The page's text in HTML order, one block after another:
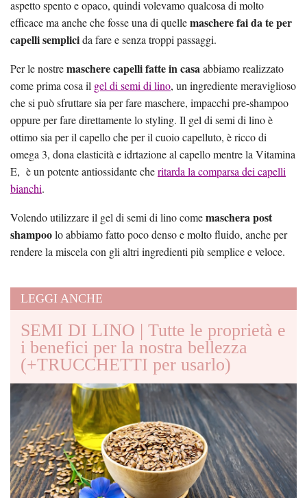
aspetto spento e opaco, quindi volevamo qualcosa di molto
efficace ma anche che fosse una di quellemaschere fai da te per
capelli semplicida fare e senza troppi passaggi.
Per le nostremaschere capelli fatte in casaabbiamo realizzato
come prima cosa il gel di semi di lino, un ingrediente meraviglioso
che si può sfruttare sia per fare maschere, impacchi pre-shampoo
oppure per fare direttamente lo styling. Il gel di semi di lino è
ottimo sia per il capello che per il cuoio capelluto, è ricco di
omega 3, dona elasticità e idrtazione al capello mentre la Vitamina
E, è un potente antiossidante cheritarda la comparsa dei capelli
bianchi.
Volendo utilizzare il gel di semi di lino comemaschera post
shampoolo abbiamo fatto poco denso e molto fluido, anche per
rendere la miscela con gli altri ingredienti più semplice e veloce.
LEGGI ANCHE
SEMI DI LINO | Tutte le proprietà e
i benefici per la nostra bellezza
(+TRUCCHETTI per usarlo)